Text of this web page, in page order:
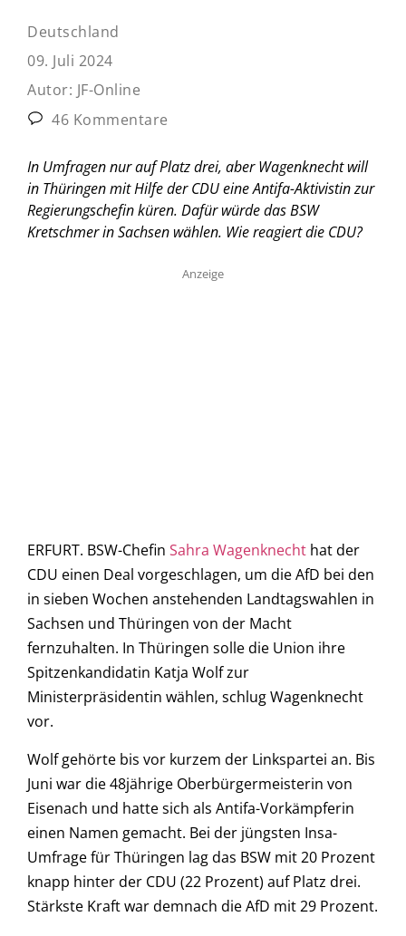
Deutschland
09. Juli 2024
Autor: JF-Online
46 Kommentare
In Umfragen nur auf Platz drei, aber Wagenknecht will
in Thüringen mit Hilfe der CDU eine Antifa-Aktivistin zur
Regierungschefin küren. Dafür würde das BSW
Kretschmer in Sachsen wählen. Wie reagiert die CDU?
Anzeige
ERFURT. BSW-Chefin Sahra Wagenknecht hat der
CDU einen Deal vorgeschlagen, um die AfD bei den
in sieben Wochen anstehenden Landtagswahlen in
Sachsen und Thüringen von der Macht
fernzuhalten. In Thüringen solle die Union ihre
Spitzenkandidatin Katja Wolf zur
Ministerpräsidentin wählen, schlug Wagenknecht
vor.
Wolf gehörte bis vor kurzem der Linkspartei an. Bis
Juni war die 48jährige Oberbürgermeisterin von
Eisenach und hatte sich als Antifa-Vorkämpferin
einen Namen gemacht. Bei der jüngsten Insa-
Umfrage für Thüringen lag das BSW mit 20 Prozent
knapp hinter der CDU (22 Prozent) auf Platz drei.
Stärkste Kraft war demnach die AfD mit 29 Prozent.